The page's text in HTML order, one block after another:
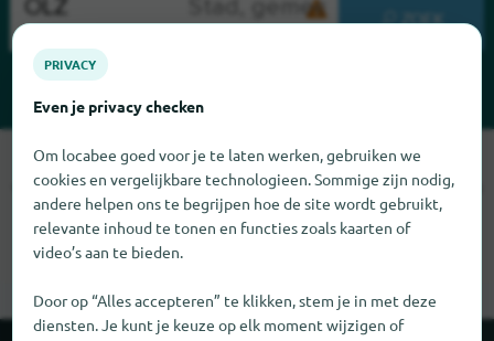
ZOEK
Sorry, we kunnen ÖLZ op dit moment niet vinden. Als u weet
waar ÖLZ te vinden is, zouden we het erg op prijs stellen als u
ons dat laat weten.
PRIVACY
Even je privacy checken
Om locabee goed voor je te laten werken, gebruiken we
cookies en vergelijkbare technologieen. Sommige zijn nodig,
andere helpen ons te begrijpen hoe de site wordt gebruikt,
relevante inhoud te tonen en functies zoals kaarten of
video’s aan te bieden.
Door op “Alles accepteren” te klikken, stem je in met deze
diensten. Je kunt je keuze op elk moment wijzigen of